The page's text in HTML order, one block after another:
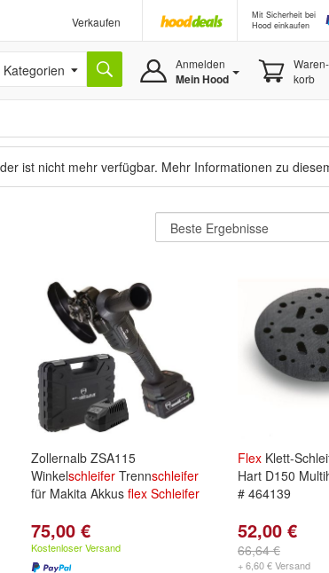
Verkaufen
Mit Sicherheit bei
Hood einkaufen
Anmelden
Mein Hood
Waren-
korb
ist nicht mehr verfügbar. Mehr Informationen zu
Zollernalb ZSA115
Winkelschleifer Trennschleifer
für Makita Akkus flex Schleifer
75,00 €
Kostenloser Versand
Flex Klett-
Hart D150
# 464139
52,00 €
66,64 €
+ 6,60 € Versand